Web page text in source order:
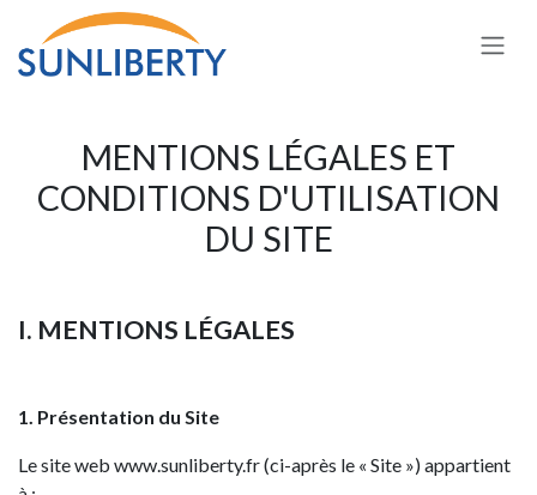
Skip to Content
MENTIONS LÉGALES ET
CONDITIONS D'UTILISATION
DU SITE
I. MENTIONS LÉGALES
1. Présentation du Site
Le site web www.sunliberty.fr (ci-après le « Site ») appartient